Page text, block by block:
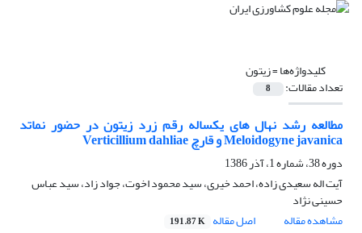
کلیدواژه‌ها =زیتون
تعداد مقالات: 8
مطالعه رشد نهال های یکساله رقم زرد زیتون در حضور نماتد
Meloidogyne javanica و قارچ Verticillium dahliae
دوره 38، شماره 1، آذر 1386
آیت اله سعیدی زاده، احمد خیری، سید محمود اخوت، جواد زاد، سید عباس
حسینی نژاد
مشاهده مقاله
اصل مقاله 191.87 K